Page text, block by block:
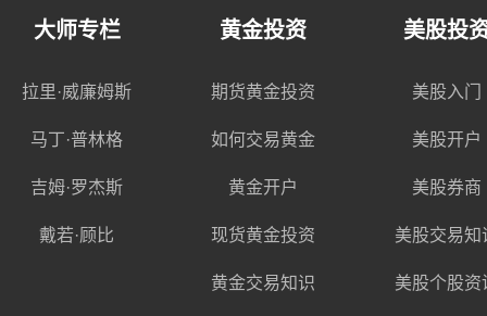
大师专栏
拉里·威廉姆斯
马丁·普林格
吉姆·罗杰斯
戴若·顾比
黄金投资
期货黄金投资
如何交易黄金
黄金开户
现货黄金投资
黄金交易知识
美股投
美股入门
美股开户
美股券商
美股交易知
美股个股资